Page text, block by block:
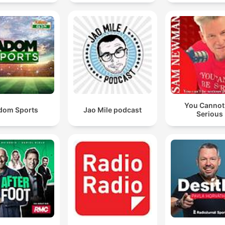
Sports Jao Mile podcast
You
Serious